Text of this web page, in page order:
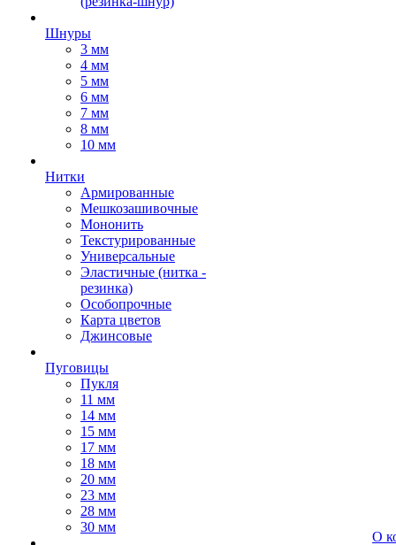
Шнуры
3 мм
4 мм
5 мм
6 мм
7 мм
8 мм
10 мм
Нитки
Армированные
Мешкозашивочные
Мононить
Текстурированные
Универсальные
Эластичные (нитка -
резинка)
Особопрочные
Карта цветов
Джинсовые
Пуговицы
Пукля
11 мм
14 мм
15 мм
17 мм
18 мм
20 мм
23 мм
28 мм
30 мм
О